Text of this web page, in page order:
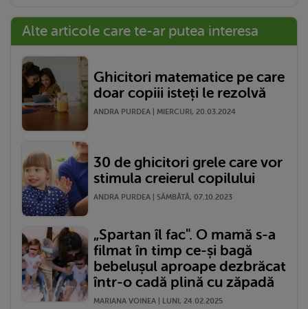
Alte articole care te-ar putea interesa
Ghicitori matematice pe care
doar copiii isteți le rezolvă
ANDRA PURDEA | MIERCURI, 20.03.2024
30 de ghicitori grele care vor
stimula creierul copilului
ANDRA PURDEA | SÂMBĂTĂ, 07.10.2023
„Spartan îl fac". O mamă s-a
filmat în timp ce-și bagă
bebelușul aproape dezbrăcat
într-o cadă plină cu zăpadă
MARIANA VOINEA | LUNI, 24.02.2025